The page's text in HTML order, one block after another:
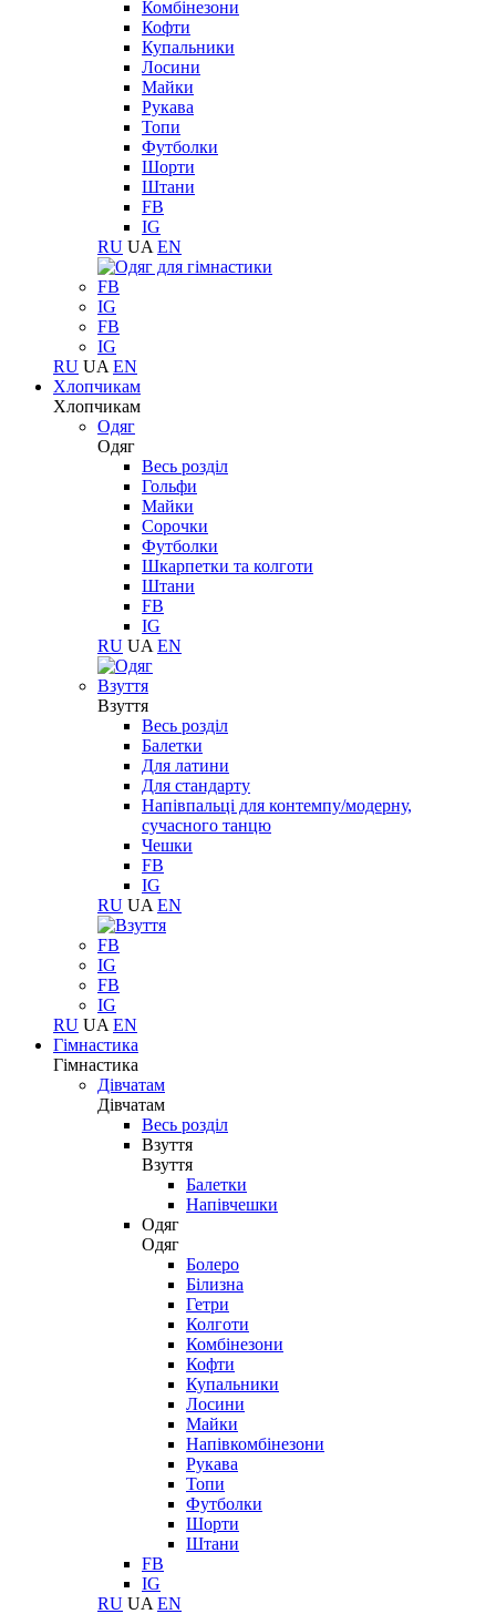
Комбінезони
Кофти
Купальники
Лосини
Майки
Рукава
Топи
Футболки
Шорти
Штани
FB
IG
RU UA EN
FB
IG
FB
IG
RU UA EN
Хлопчикам
Хлопчикам
Одяг
Одяг
Весь розділ
Гольфи
Майки
Сорочки
Футболки
Шкарпетки та колготи
Штани
FB
IG
RU UA EN
Взуття
Взуття
Весь розділ
Балетки
Для латини
Для стандарту
Напівпальці для контемпу/модерну,
сучасного танцю
Чешки
FB
IG
RU UA EN
FB
IG
FB
IG
RU UA EN
Гімнастика
Гімнастика
Дівчатам
Дівчатам
Весь розділ
Взуття
Взуття
Балетки
Напівчешки
Одяг
Одяг
Болеро
Білизна
Гетри
Колготи
Комбінезони
Кофти
Купальники
Лосини
Майки
Напівкомбінезони
Рукава
Топи
Футболки
Шорти
Штани
FB
IG
RU UA EN